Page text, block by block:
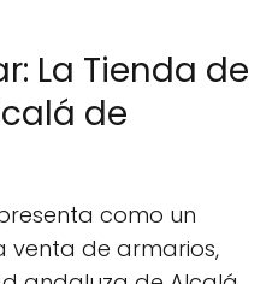
La Tienda de
de
como un
venta de armarios,